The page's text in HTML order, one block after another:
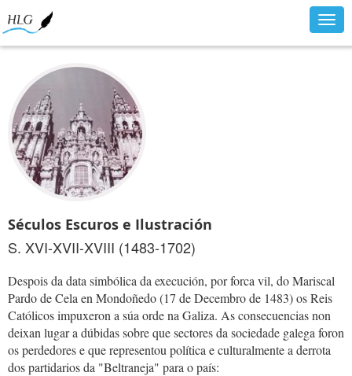
Séculos Escuros e Ilustración
S. XVI-XVII-XVIII (1483-1702)
Despois da data simbólica da execución, por forca vil, do Mariscal
Pardo de Cela en Mondoñedo (17 de Decembro de 1483) os Reis
Católicos impuxeron a súa orde na Galiza. As consecuencias non
deixan lugar a dúbidas sobre que sectores da sociedade galega foron
os perdedores e que representou política e culturalmente a derrota
dos partidarios da "Beltraneja" para o país: